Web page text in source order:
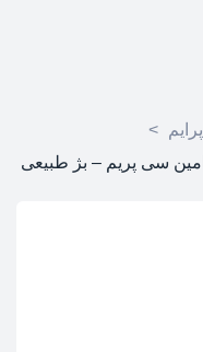
پرایم
>
سی پریم – بژ طبیعی